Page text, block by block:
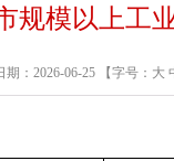
规模以上工
：2026-06-25 【字号： 大